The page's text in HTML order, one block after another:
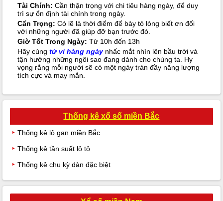
Tài Chính: Cần thận trọng với chi tiêu hàng ngày, để duy
trì sự ổn định tài chính trong ngày.
Cẩn Trọng: Có lẽ là thời điểm để bày tỏ lòng biết ơn đối
với những người đã giúp đỡ bạn trước đó.
Giờ Tốt Trong Ngày: Từ 10h đến 13h
Hãy cùng tử vi hàng ngàynhấc mắt nhìn lên bầu trời và
tận hưởng những ngôi sao đang dành cho chúng ta. Hy
vọng rằng mỗi người sẽ có một ngày tràn đầy năng lượng
tích cực và may mắn.
Thống kê xổ số miền Bắc
Thống kê lô gan miền Bắc
Thống kê tần suất lô tô
Thống kê chu kỳ dàn đặc biệt